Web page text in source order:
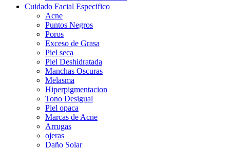
Cuidado Facial Especifico
Acne
Puntos Negros
Poros
Exceso de Grasa
Piel seca
Piel Deshidratada
Manchas Oscuras
Melasma
Hiperpigmentacion
Tono Desigual
Piel opaca
Marcas de Acne
Arrugas
ojeras
Daño Solar